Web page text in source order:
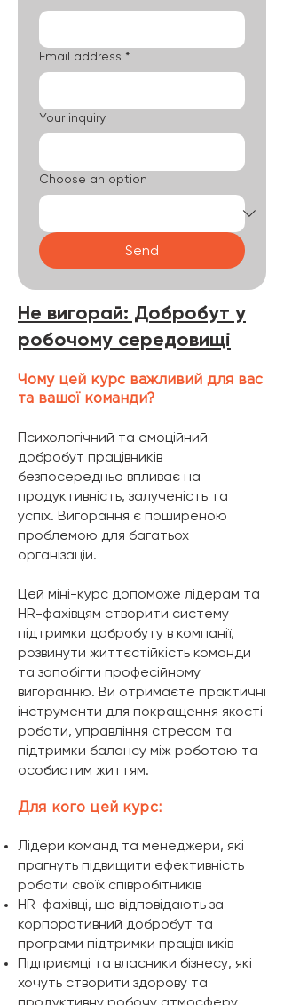
Email address *
Your inquiry
Choose an option
Send
Не вигорай: Добробут у
робочому середовищі
Чому цей курс важливий для вас
та вашої команди?
Психологічний та емоційний
добробут працівників
безпосередньо впливає на
продуктивність, залученість та
успіх. Вигорання є поширеною
проблемою для багатьох
організацій.
Цей міні-курс допоможе лідерам та
HR-фахівцям створити систему
підтримки добробуту в компанії,
розвинути життєстійкість команди
та запобігти професійному
вигоранню. Ви отримаєте практичні
інструменти для покращення якості
роботи, управління стресом та
підтримки балансу між роботою та
особистим життям.
Для кого цей курс:
Лідери команд та менеджери, які
прагнуть підвищити ефективність
роботи своїх співробітників
HR-фахівці, що відповідають за
корпоративний добробут та
програми підтримки працівників
Підприємці та власники бізнесу, які
хочуть створити здорову та